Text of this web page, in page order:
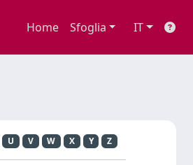
Home Sfoglia IT
U V W X Y Z